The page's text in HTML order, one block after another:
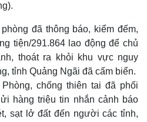
đã thông báo, kiểm đếm,
tiện/291.864 lao động để chủ
thoát ra khỏi khu vực nguy
tỉnh Quảng Ngãi đã cấm biển.
chống thiên tai đã phối
hàng triệu tin nhắn cảnh báo
sạt lở đất đến người các tỉnh,